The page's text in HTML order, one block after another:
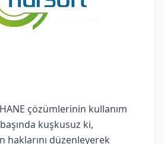
çözümlerinin kullanım
kuşkusuz ki,
haklarını düzenleyerek